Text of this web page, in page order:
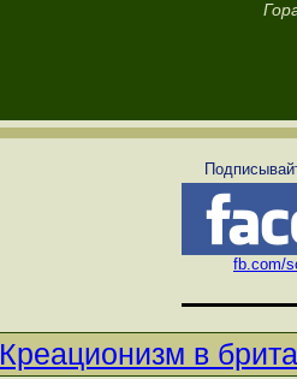
fb.com/
Креационизм в